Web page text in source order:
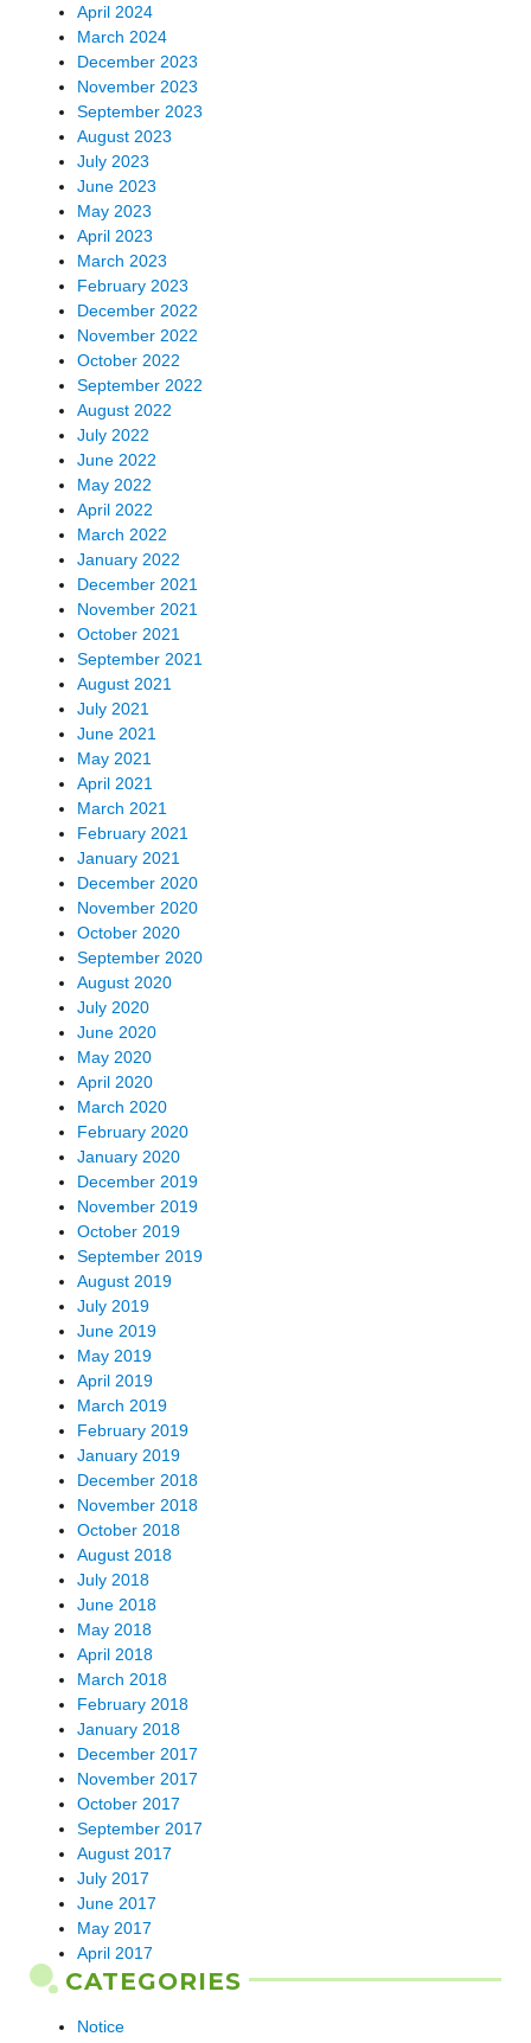
April 2024
March 2024
December 2023
November 2023
September 2023
August 2023
July 2023
June 2023
May 2023
April 2023
March 2023
February 2023
December 2022
November 2022
October 2022
September 2022
August 2022
July 2022
June 2022
May 2022
April 2022
March 2022
January 2022
December 2021
November 2021
October 2021
September 2021
August 2021
July 2021
June 2021
May 2021
April 2021
March 2021
February 2021
January 2021
December 2020
November 2020
October 2020
September 2020
August 2020
July 2020
June 2020
May 2020
April 2020
March 2020
February 2020
January 2020
December 2019
November 2019
October 2019
September 2019
August 2019
July 2019
June 2019
May 2019
April 2019
March 2019
February 2019
January 2019
December 2018
November 2018
October 2018
August 2018
July 2018
June 2018
May 2018
April 2018
March 2018
February 2018
January 2018
December 2017
November 2017
October 2017
September 2017
August 2017
July 2017
June 2017
May 2017
April 2017
CATEGORIES
Notice